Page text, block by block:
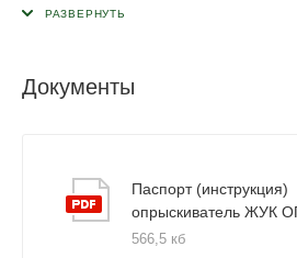
Документы
Паспорт (инструкция)
опрыскиватель ЖУК
566,5 кб